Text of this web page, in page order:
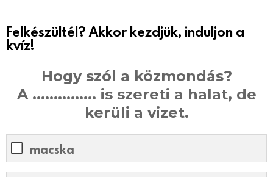
Felkészültél? Akkor kezdjük, induljon a
kvíz!
Hogy szól a közmondás?
A ............... is szereti a halat, de
kerüli a vizet.
macska